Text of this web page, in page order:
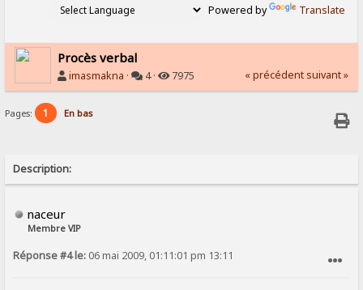
Powered by Translate
Procès verbal
imasmakna · 4 · 7975 « précédent suivant »
Pages: 1 En bas
Description:
naceur
Membre VIP
Réponse #4 le: 06 mai 2009, 01:11:01 pm 13:11